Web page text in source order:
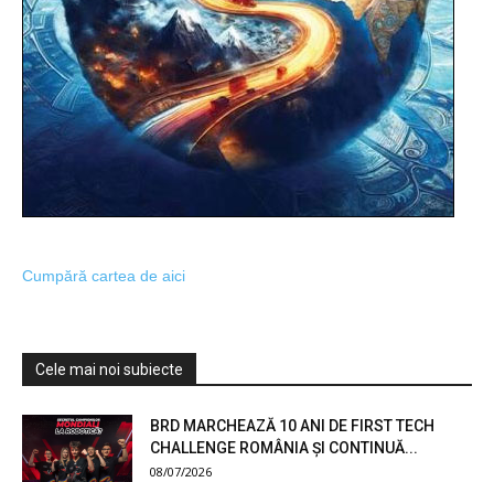
Cumpără cartea de aici
Cele mai noi subiecte
BRD MARCHEAZĂ 10 ANI DE FIRST TECH
CHALLENGE ROMÂNIA ȘI CONTINUĂ...
08/07/2026